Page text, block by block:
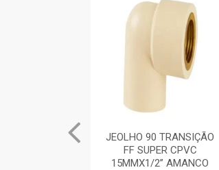
JEOLHO 90 TRANSIÇÃO
FF SUPER CPVC
15MMX1/2” AMANCO